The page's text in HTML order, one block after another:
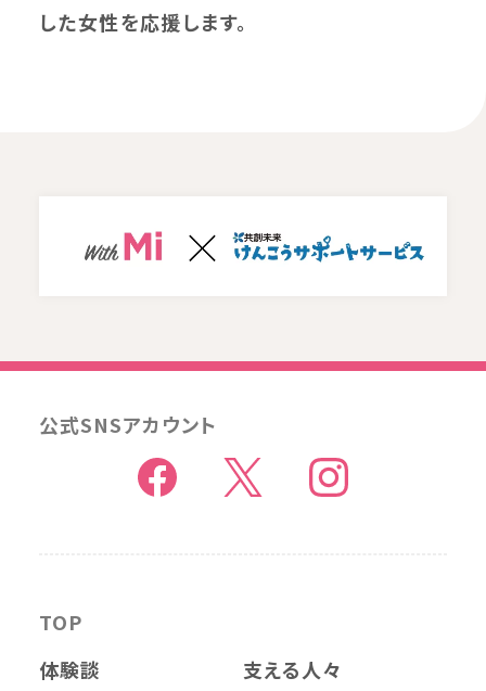
した女性を応援します。
公式SNSアカウント
TOP
体験談
支える人々